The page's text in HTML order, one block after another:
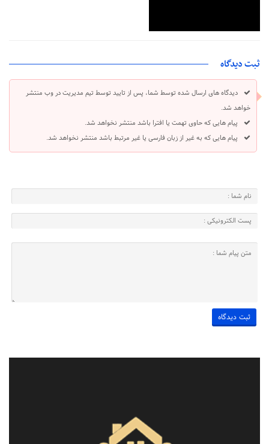
ثبت دیدگاه
دیدگاه های ارسال شده توسط شما، پس از تایید توسط تیم مدیریت در وب منتشر
خواهد شد.
پیام هایی که حاوی تهمت یا افترا باشد منتشر نخواهد شد.
پیام هایی که به غیر از زبان فارسی یا غیر مرتبط باشد منتشر نخواهد شد.